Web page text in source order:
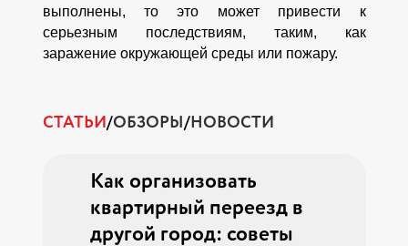
выполнены, то это может привести к
серьезным последствиям, таким, как
заражение окружающей среды или пожару.
СТАТЬИ/ОБЗОРЫ/НОВОСТИ
Как организовать
квартирный переезд в
другой город: советы